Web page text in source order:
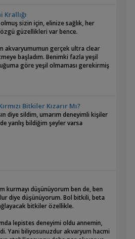
Krallığı
sizin için, elinize sağlık, her
güzellikleri var bence.
akvaryumumun gerçek ultra clear
başladım. Benimki fazla yeşil
göre yeşil olmaması gerekirmiş
Bitkiler Kızarır Mı?
diye sildim, umarım deneyimli kişiler
yanlış bildiğim şeyler varsa
kurmayı düşünüyorum ben de, ben
diye düşünüyorum. Bol bitkili, beta
bitkiler özellikle.
lepistes deneyimi oldu annemin,
Yani biliyosunuzdur akvaryum hacmi